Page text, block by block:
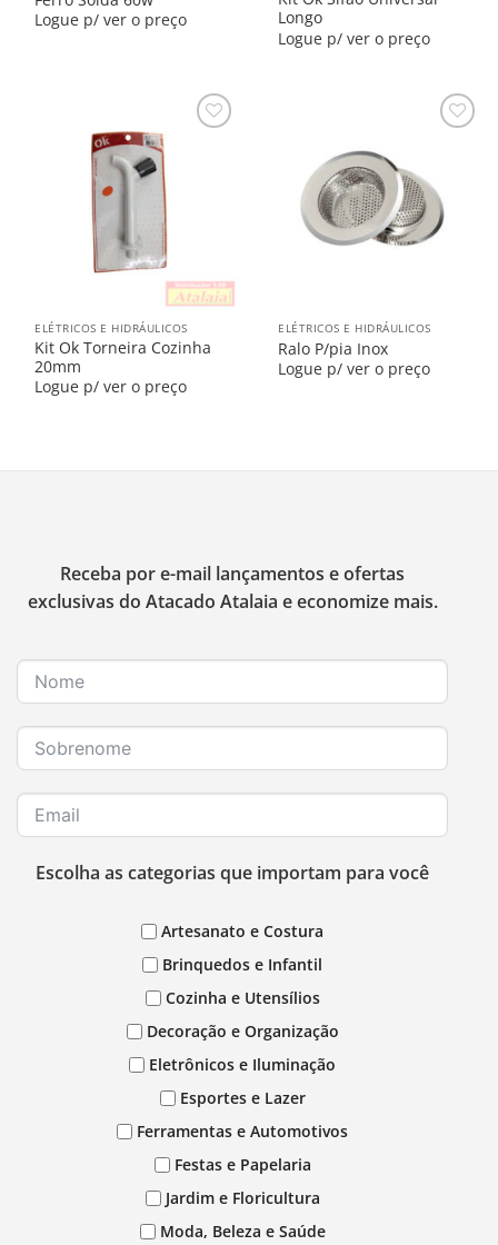
Logue p/ ver o preço
Longo
Logue p/ ver o preço
ELÉTRICOS E HIDRÁULICOS
Kit Ok Torneira Cozinha
20mm
Logue p/ ver o preço
ELÉTRICOS E HIDRÁULICOS
Ralo P/pia Inox
Logue p/ ver o preço
Receba por e-mail lançamentos e ofertas
exclusivas do Atacado Atalaia e economize mais.
Escolha as categorias que importam para você
Artesanato e Costura
Brinquedos e Infantil
Cozinha e Utensílios
Decoração e Organização
Eletrônicos e Iluminação
Esportes e Lazer
Ferramentas e Automotivos
Festas e Papelaria
Jardim e Floricultura
Moda, Beleza e Saúde